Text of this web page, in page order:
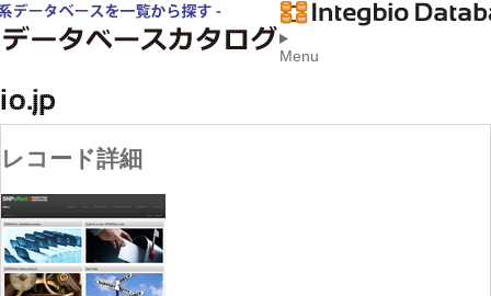
Menu
レコード詳細